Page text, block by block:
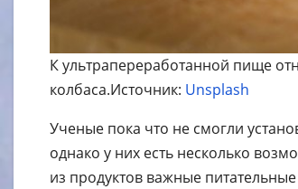
К ультрапереработанной пище
колбаса.Источник: Unsplash
Ученые пока что не смогли
однако у них есть несколько
из продуктов важные